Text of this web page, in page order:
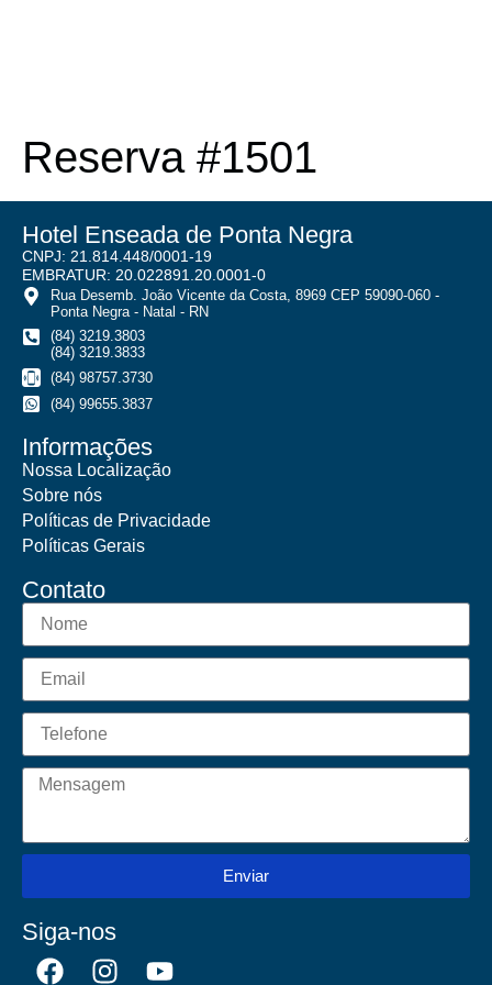
Reserva #1501
Hotel Enseada de Ponta Negra
CNPJ: 21.814.448/0001-19
EMBRATUR: 20.022891.20.0001-0
Rua Desemb. João Vicente da Costa, 8969 CEP 59090-060 -
Ponta Negra - Natal - RN
(84) 3219.3803
(84) 3219.3833
(84) 98757.3730
(84) 99655.3837
Informações
Nossa Localização
Sobre nós
Políticas de Privacidade
Políticas Gerais
Contato
Enviar
Siga-nos